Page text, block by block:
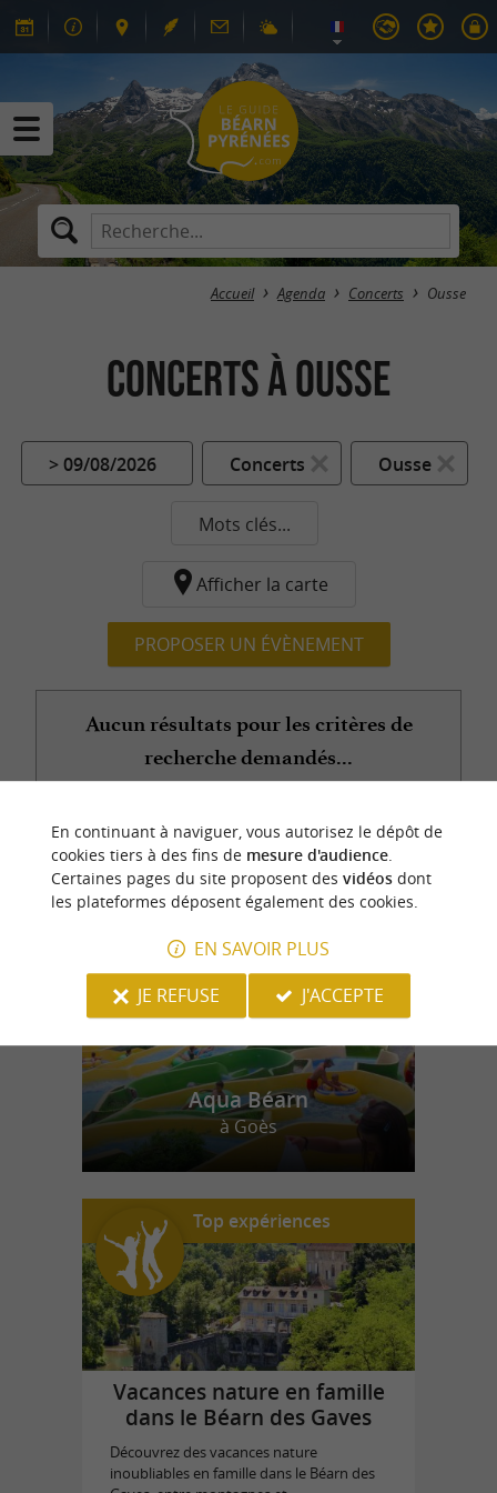
Accueil Agenda Concerts Ousse
Concerts à Ousse
> 09/08/2026 Concerts Ousse
Mots clés...
Afficher la carte
PROPOSER UN ÉVÈNEMENT
Aucun résultats pour les critères de
recherche demandés...
n
o
t
r
e
c
o
u
p
d
e
c
o
e
u
r
Aqua Béarn
à Goès
Top expériences
Vacances nature en famille
dans le Béarn des Gaves
Découvrez des vacances nature
inoubliables en famille dans le Béarn des
En continuant à naviguer, vous autorisez le dépôt de
cookies tiers à des fins de mesure d'audience.
Certaines pages du site proposent des vidéosdont
les plateformes déposent également des cookies.
EN SAVOIR PLUS
JE REFUSE
J'ACCEPTE